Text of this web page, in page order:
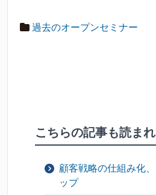
過去のオープンセミナー
こちらの記事も読ま
顧客戦略の仕組み化
ップ